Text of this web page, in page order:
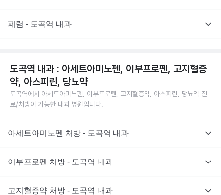
폐렴 - 도곡역 내과
도곡역 내과 : 아세트아미노펜, 이부프로펜, 고지혈증
약, 아스피린, 당뇨약
도곡역에서 아세트아미노펜, 이부프로펜, 고지혈증약, 아스피린, 당뇨약 진
료/처방이 가능한 내과 병원입니다.
아세트아미노펜 처방 - 도곡역 내과
이부프로펜 처방 - 도곡역 내과
고지혈증약 처방 - 도곡역 내과